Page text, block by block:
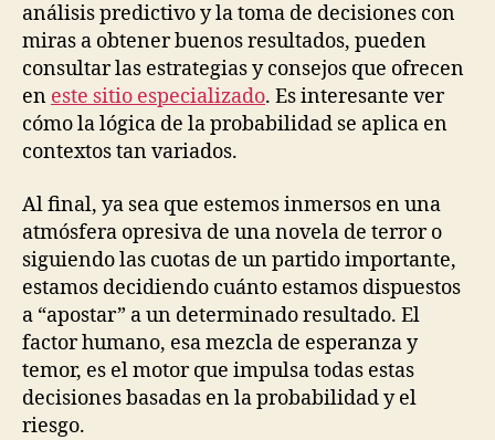
análisis predictivo y la toma de decisiones con
miras a obtener buenos resultados, pueden
consultar las estrategias y consejos que ofrecen
en este sitio especializado. Es interesante ver
cómo la lógica de la probabilidad se aplica en
contextos tan variados.
Al final, ya sea que estemos inmersos en una
atmósfera opresiva de una novela de terror o
siguiendo las cuotas de un partido importante,
estamos decidiendo cuánto estamos dispuestos
a “apostar” a un determinado resultado. El
factor humano, esa mezcla de esperanza y
temor, es el motor que impulsa todas estas
decisiones basadas en la probabilidad y el
riesgo.